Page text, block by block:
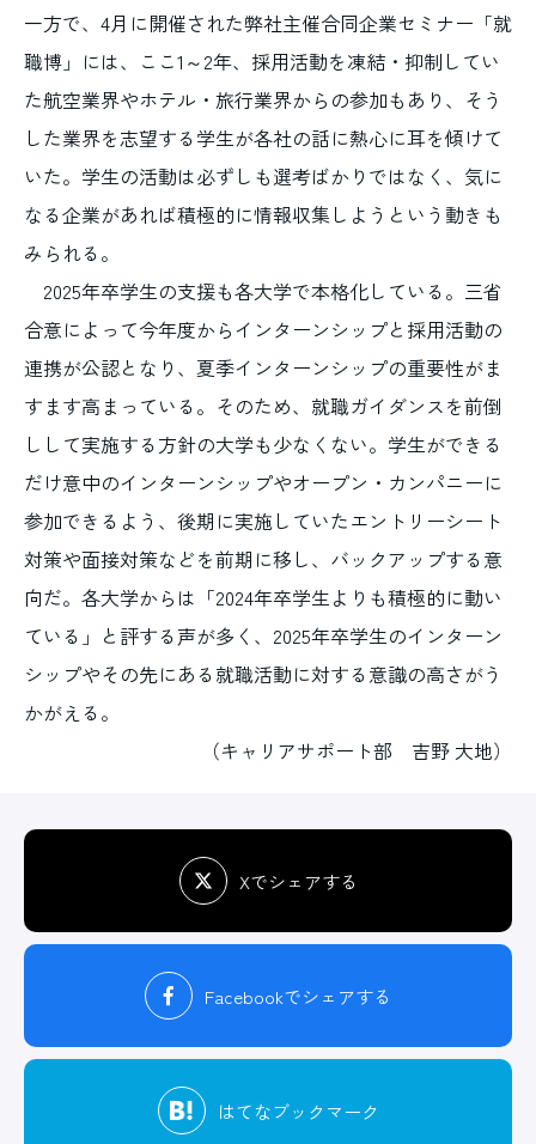
一方で、4月に開催された弊社主催合同企業セミナー「就
職博」には、ここ1～2年、採用活動を凍結・抑制してい
た航空業界やホテル・旅行業界からの参加もあり、そう
した業界を志望する学生が各社の話に熱心に耳を傾けて
いた。学生の活動は必ずしも選考ばかりではなく、気に
なる企業があれば積極的に情報収集しようという動きも
みられる。
2025年卒学生の支援も各大学で本格化している。三省
合意によって今年度からインターンシップと採用活動の
連携が公認となり、夏季インターンシップの重要性がま
すます高まっている。そのため、就職ガイダンスを前倒
しして実施する方針の大学も少なくない。学生ができる
だけ意中のインターンシップやオープン・カンパニーに
参加できるよう、後期に実施していたエントリーシート
対策や面接対策などを前期に移し、バックアップする意
向だ。各大学からは「2024年卒学生よりも積極的に動い
ている」と評する声が多く、2025年卒学生のインターン
シップやその先にある就職活動に対する意識の高さがう
かがえる。
（キャリアサポート部 吉野 大地）
Xでシェアする
Facebookでシェアする
はてなブックマーク